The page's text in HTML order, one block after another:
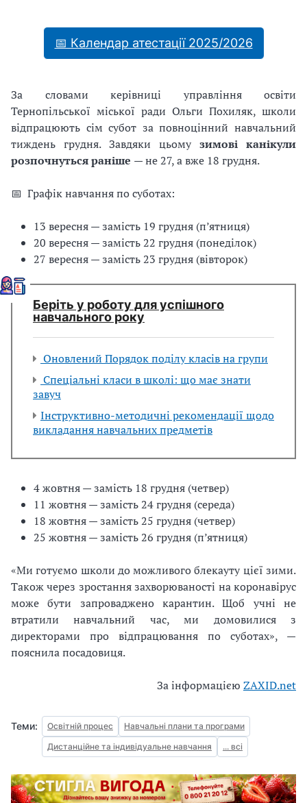
📅 Календар атестації 2025/2026
За словами керівниці управління освіти
Тернопільської міської ради Ольги Похиляк, школи
відпрацюють сім субот за повноцінний навчальний
тиждень грудня. Завдяки цьому зимові канікули
розпочнуться раніше — не 27, а вже 18 грудня.
📅 Графік навчання по суботах:
13 вересня — замість 19 грудня (п’ятниця)
20 вересня — замість 22 грудня (понеділок)
27 вересня — замість 23 грудня (вівторок)
Беріть у роботу для успішного
навчального року
Оновлений Порядок поділу класів на групи
Спеціальні класи в школі: що має знати
завуч
Інструктивно-методичні рекомендації щодо
викладання навчальних предметів
4 жовтня — замість 18 грудня (четвер)
11 жовтня — замість 24 грудня (середа)
18 жовтня — замість 25 грудня (четвер)
25 жовтня — замість 26 грудня (п’ятниця)
«Ми готуємо школи до можливого блекауту цієї зими.
Також через зростання захворюваності на коронавірус
може бути запроваджено карантин. Щоб учні не
втратили навчальний час, ми домовилися з
директорами про відпрацювання по суботах», —
пояснила посадовиця.
За інформацією ZAXID.net
Теми: Освітній процес
Навчальні плани та програми
Дистанційне та індивідуальне навчання
... всі